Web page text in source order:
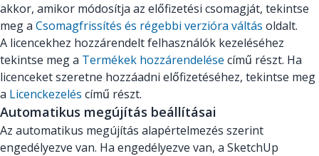
akkor, amikor módosítja az előfizetési csomagját, tekintse
meg a Csomagfrissítés és régebbi verzióra váltás oldalt.
A licencekhez hozzárendelt felhasználók kezeléséhez
tekintse meg a Termékek hozzárendelése című részt. Ha
licenceket szeretne hozzáadni előfizetéséhez, tekintse meg
a Licenckezelés című részt.
Automatikus megújítás beállításai
Az automatikus megújítás alapértelmezés szerint
engedélyezve van. Ha engedélyezve van, a SketchUp